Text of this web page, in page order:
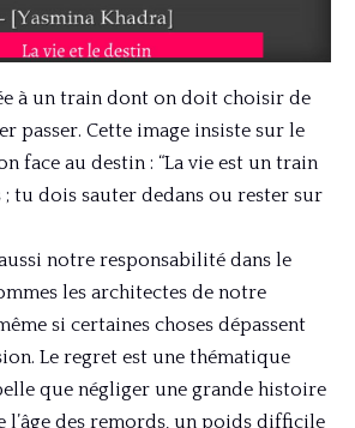
à un train dont on doit choisir de
passer. Cette image insiste sur le
face au destin : “La vie est un train
; tu dois sauter dedans ou rester sur
notre responsabilité dans le
les architectes de notre
si certaines choses dépassent
Le regret est une thématique
que négliger une grande histoire
l’âge des remords, un poids difficile